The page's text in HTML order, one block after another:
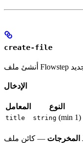
create-file
الإدخال
المعامل النوع
title string (min 1)
المخرجات